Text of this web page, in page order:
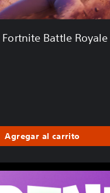
Fortnite Battle Royale
Agregar al carrito